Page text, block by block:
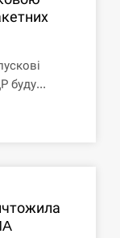
по Харькову,
буду...